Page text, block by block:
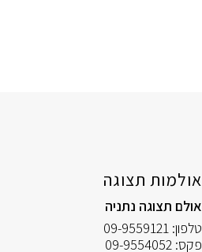
אולמות תצוגה
אולם תצוגה נתניה
טלפון: 09-9559121
פקס: 09-9554052